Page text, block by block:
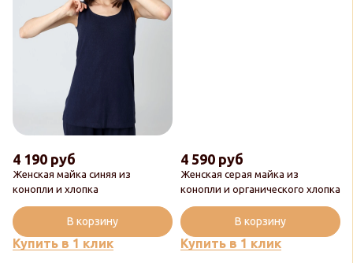
Женская майка синяя из
конопли и хлопка
4 190 руб
Купить в 1 клик
В корзину
Женская серая майка из
конопли и органического хлопка
4 590 руб
Купить в 1 клик
В корзину